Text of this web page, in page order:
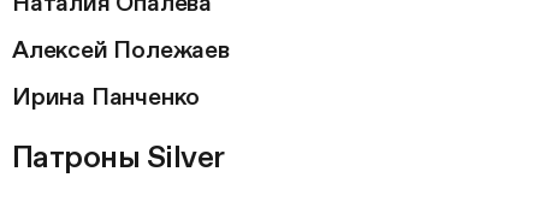
Алексей Полежаев
Ирина Панченко
Патроны Silver